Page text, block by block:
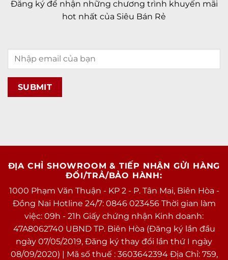
Đăng ký để nhận những chương trình khuyến mãi
hot nhất của Siêu Bán Rẻ
ĐỊA CHỈ SHOWROOM & TIẾP NHẬN GỬI HÀNG
ĐỔI/TRẢ/BẢO HÀNH:
1000 Phạm Văn Thuận - KP 2 - P. Tân Mai, Biên Hòa -
Đồng Nai Hotline 24/7: 0846 023456 Thời gian làm
việc: 09h - 21h Giấy chứng nhận Kinh doanh:
47A8062740 UBND TP. Biên Hòa (Đăng ký lần đầu
ngày 07/05/2019, Đăng ký thay đổi lần thứ I ngày
08/09/2020) | Mã số thuế : 3603642394 Địa Chỉ: 759,